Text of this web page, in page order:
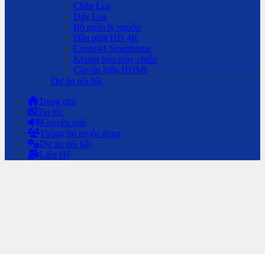
Chân Loa
Dây Loa
Bộ quản lý nguồn
Đầu phát HD 4K
Control4 Smarthome
Khung treo máy chiếu
Cáp tín hiệu HDMI
Dự án nổi bật
Trang chủ
Tin tức
Khuyến mãi
Thông tin tuyển dụng
Dự án nổi bật
Liên Hệ